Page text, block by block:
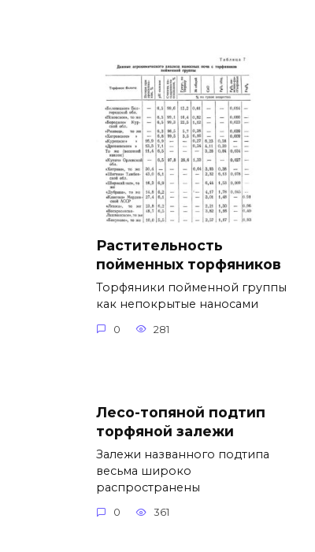
Растительность
пойменных торфяников
Торфяники пойменной группы
как непокрытые наносами
0 281
Лесо-топяной подтип
торфяной залежи
Залежи названного подтипа
весьма широко
распространены
0 361